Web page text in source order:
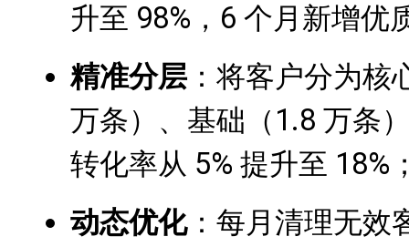
升至 98%，6 个月新增优
精准分层 ：将客户分为
万条）、基础（1.8 万条
转化率从 5% 提升至 18%
动态优化：每月清理无效